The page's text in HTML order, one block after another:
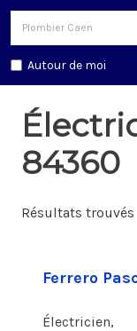
Autour de moi
84360
Résultats trouvés
Ferrero
Électricien,